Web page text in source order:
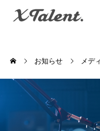
代表メッセージ
PRESIDENT
お知らせ メデ